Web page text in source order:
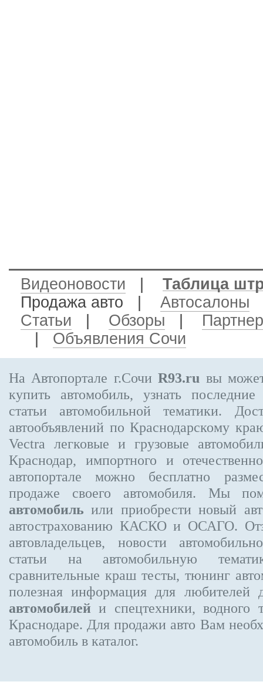
Видеоновости
Таблица
Продажа авто
Автосалоны
Статьи
Обзоры
Объявления Сочи
На Автопортале г.СочиR93.ru вы
купить автомобиль, узнать
статьи автомобильной тематики.
автообъявлений по Краснодарскому
Vectra легковые и грузовые
Краснодар, импортного и
автопортале можно бесплатно
продаже своего автомобиля. Мы
автомобиль или приобрести новый
автострахованию КАСКО и ОСАГО.
автовладельцев, новости
статьи на автомобильную
сравнительные краш тесты, тюнинг
полезная информация для любителей
автомобилей и спецтехники, водного
Краснодаре. Для продажи авто Вам
автомобиль в каталог.